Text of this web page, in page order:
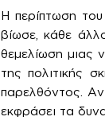
Η περίπτωση
βίωσε, κάθε
θεμελίωση μιας
της πολιτικής
παρελθόντος.
εκφράσει τα